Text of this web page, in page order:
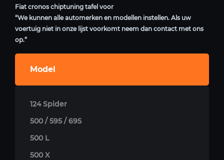
Fiat cronos chiptuning tafel voor
“We kunnen alle automerken en modellen instellen. Als uw
voertuig niet in onze lijst voorkomt neem dan contact met ons
op.”
Model
124 Spider
500 / 595 / 695
500 L
500 X